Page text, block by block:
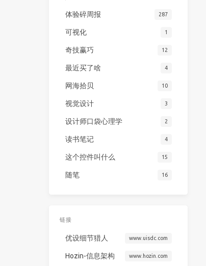
体验碎周报 287
可视化 1
奇技赢巧 12
最近买了啥 4
网海拾贝 10
视觉设计 3
设计师口袋心理学 2
读书笔记 4
这个控件叫什么 15
随笔 16
链接
优设细节猎人 www.uisdc.com
Hozin-信息架构 www.hozin.com